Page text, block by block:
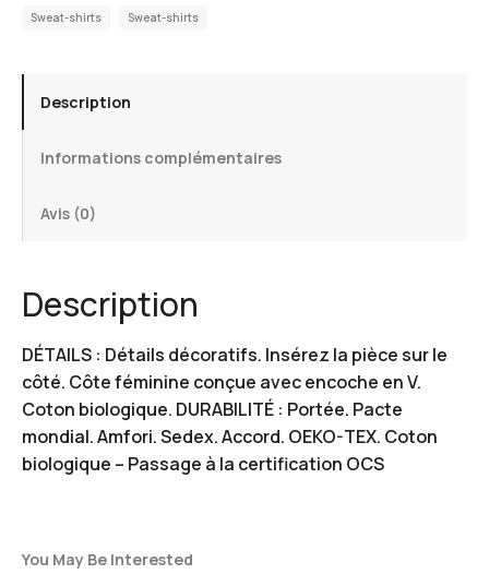
Sweat-shirts Sweat-shirts
Description
Informations complémentaires
Avis (0)
Description
DÉTAILS : Détails décoratifs. Insérez la pièce sur le
côté. Côte féminine conçue avec encoche en V.
Coton biologique. DURABILITÉ : Portée. Pacte
mondial. Amfori. Sedex. Accord. OEKO-TEX. Coton
biologique – Passage à la certification OCS
You May Be Interested